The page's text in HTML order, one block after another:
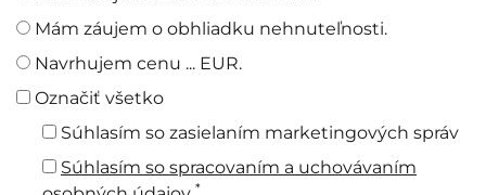
Mám záujem o obhliadku nehnuteľnosti.
Navrhujem cenu ... EUR.
Označiť všetko
Súhlasím so zasielaním marketingových správ
Súhlasím so spracovaním a uchovávaním
*